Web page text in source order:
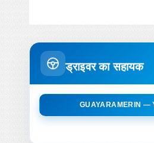
ड्राइवर का सहायक
GUAYARAMERIN —